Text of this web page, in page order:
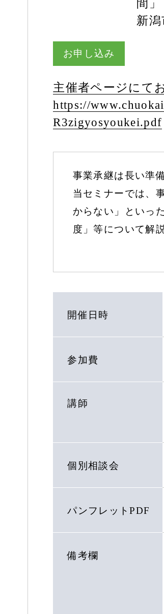
間」
新
お申し込み
主催者ページにて
https://
R3zigyosyoukei.pdf
事業承継は⻑い準
当セミナーでは、
からない」といっ
度」等について解
開催日時
参加費
講師
個別相談会
パンフレットPDF
備考欄